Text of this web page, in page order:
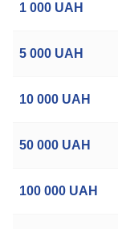
1 000 UAH
5 000 UAH
10 000 UAH
50 000 UAH
100 000 UAH